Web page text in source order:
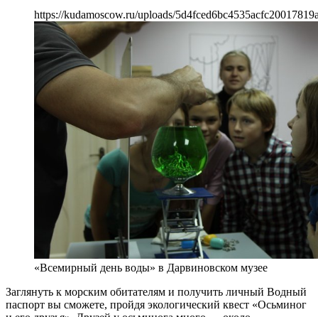
https://kudamoscow.ru/uploads/
«Всемирный день воды» в Дарвиновском музее
Заглянуть к морским обитателям и получить личный Водный
паспорт вы сможете, пройдя экологический квест «Осьминог